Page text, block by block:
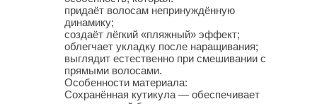
придаёт волосам непринуждённую
динамику;
создаёт лёгкий «пляжный» эффект;
облегчает укладку после наращивания;
выглядит естественно при смешивании с
прямыми волосами.
Особенности материала:
Сохранённая кутикула — обеспечивает